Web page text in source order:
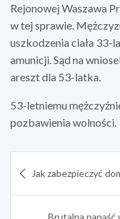
Rejonowej Waszawa
w tej sprawie.
uszkodzenia ciała 33-
amunicji. Sąd na
areszt dla 53-latka.
53-letniemu
pozbawienia wolności.
wpisu
Jak zabezpieczyć
Brutalna napaść